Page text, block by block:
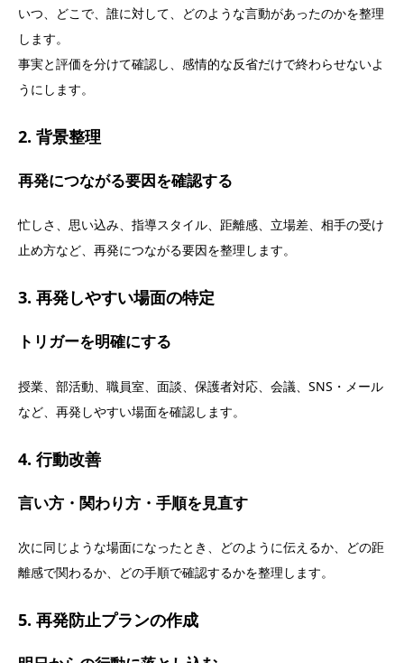
いつ、どこで、誰に対して、どのような言動があったのかを整理
します。
事実と評価を分けて確認し、感情的な反省だけで終わらせないよ
うにします。
2. 背景整理
再発につながる要因を確認する
忙しさ、思い込み、指導スタイル、距離感、立場差、相手の受け
止め方など、再発につながる要因を整理します。
3. 再発しやすい場面の特定
トリガーを明確にする
授業、部活動、職員室、面談、保護者対応、会議、SNS・メール
など、再発しやすい場面を確認します。
4. 行動改善
言い方・関わり方・手順を見直す
次に同じような場面になったとき、どのように伝えるか、どの距
離感で関わるか、どの手順で確認するかを整理します。
5. 再発防止プランの作成